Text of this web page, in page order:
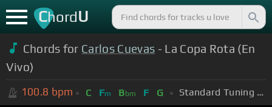
ChordU
Chords for Carlos Cuevas - La Copa Rota (En
Vivo)
100.8 bpm C Fm Bbm F G Standard Tuning (EADGBE)